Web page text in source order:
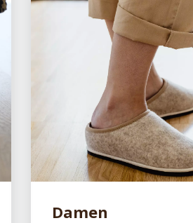
Damen